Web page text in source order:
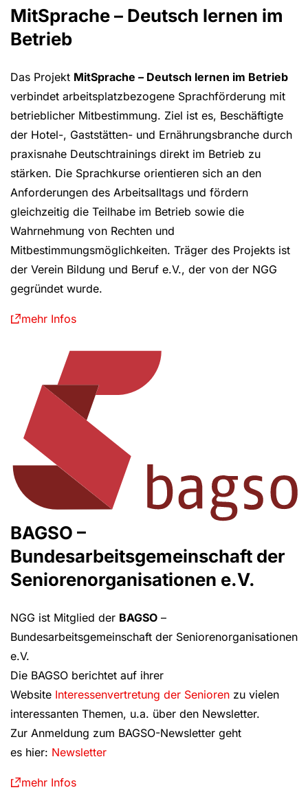
MitSprache – Deutsch lernen im
Betrieb
Das Projekt MitSprache –Deutsch lernen im Betrieb
verbindet arbeitsplatzbezogene Sprachförderung mit
betrieblicher Mitbestimmung. Ziel ist es, Beschäftigte
der Hotel-, Gaststätten- und Ernährungsbranche durch
praxisnahe Deutschtrainings direkt im Betrieb zu
stärken. Die Sprachkurse orientieren sich an den
Anforderungen des Arbeitsalltags und fördern
gleichzeitig die Teilhabe im Betrieb sowie die
Wahrnehmung von Rechten und
Mitbestimmungsmöglichkeiten. Träger des Projekts ist
der Verein Bildung und Beruf e.V., der von der NGG
gegründet wurde.
mehr Infos
BAGSO –
Bundesarbeitsgemeinschaft der
Seniorenorganisationen e.V.
NGG ist Mitglied der BAGSO –
Bundesarbeitsgemeinschaft der Seniorenorganisationen
e.V.
Die BAGSO berichtet auf ihrer
Website Interessenvertretung der Senioren ​ zu vielen
interessanten Themen, u.a. über den Newsletter.
Zur Anmeldung zum BAGSO-Newsletter geht
es hier: Newsletter
mehr Infos